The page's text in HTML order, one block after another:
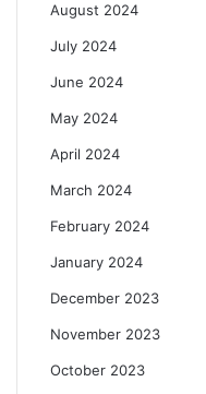
August 2024
July 2024
June 2024
May 2024
April 2024
March 2024
February 2024
January 2024
December 2023
November 2023
October 2023